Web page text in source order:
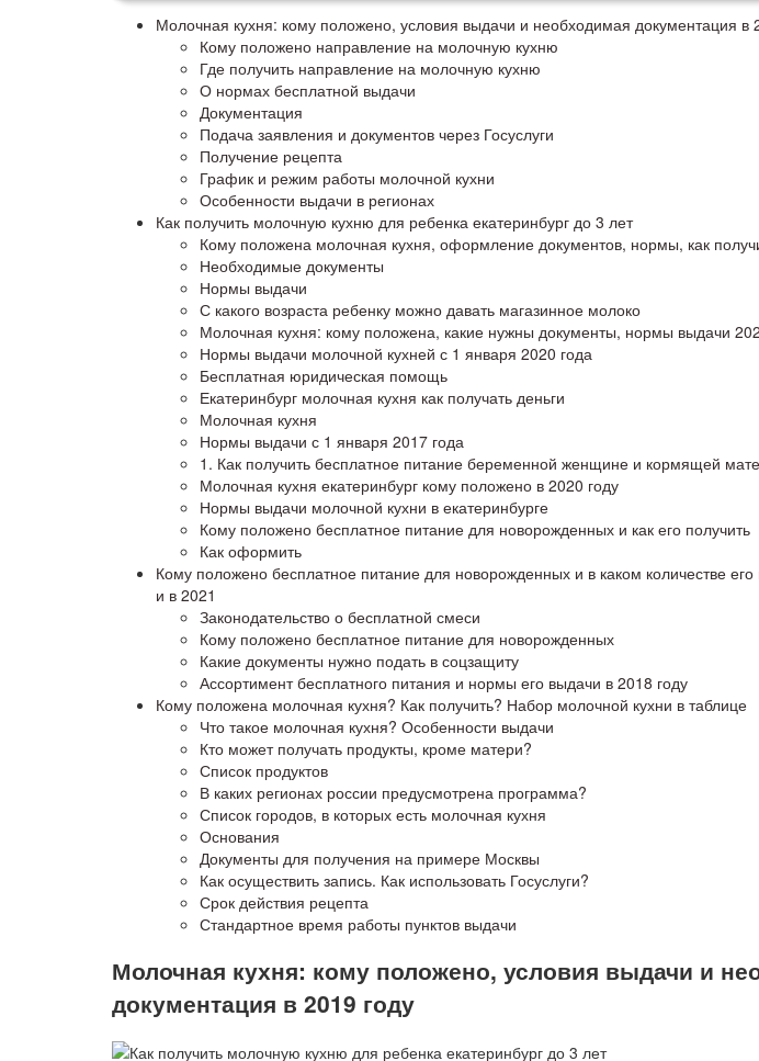
Молочная кухня: кому положено, условия выдачи и необходимая документация в
Кому положено направление на молочную кухню
Где получить направление на молочную кухню
О нормах бесплатной выдачи
Документация
Подача заявления и документов через Госуслуги
Получение рецепта
График и режим работы молочной кухни
Особенности выдачи в регионах
Как получить молочную кухню для ребенка екатеринбург до 3 лет
Кому положена молочная кухня, оформление документов, нормы, как
Необходимые документы
Нормы выдачи
С какого возраста ребенку можно давать магазинное молоко
Молочная кухня: кому положена, какие нужны документы, нормы выдачи
Нормы выдачи молочной кухней с 1 января 2020 года
Бесплатная юридическая помощь
Екатеринбург молочная кухня как получать деньги
Молочная кухня
Нормы выдачи с 1 января 2017 года
1. Как получить бесплатное питание беременной женщине и кормящей
Молочная кухня екатеринбург кому положено в 2020 году
Нормы выдачи молочной кухни в екатеринбурге
Кому положено бесплатное питание для новорожденных и как его получить
Как оформить
Кому положено бесплатное питание для новорожденных и в каком количестве
и в 2021
Законодательство о бесплатной смеси
Кому положено бесплатное питание для новорожденных
Какие документы нужно подать в соцзащиту
Ассортимент бесплатного питания и нормы его выдачи в 2018 году
Кому положена молочная кухня? Как получить? Набор молочной кухни в таблице
Что такое молочная кухня? Особенности выдачи
Кто может получать продукты, кроме матери?
Список продуктов
В каких регионах россии предусмотрена программа?
Список городов, в которых есть молочная кухня
Основания
Документы для получения на примере Москвы
Как осуществить запись. Как использовать Госуслуги?
Срок действия рецепта
Стандартное время работы пунктов выдачи
Молочная кухня: кому положено, условия выдачи и
документация в 2019 году